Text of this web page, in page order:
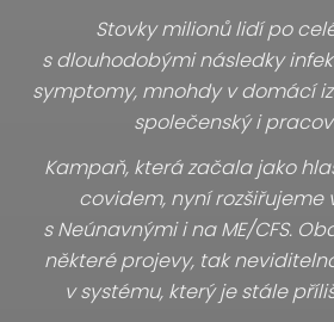
Stovky milionů lidí po
s dlouhodobými následky
symptomy, mnohdy v domácí
společenský i
Kampaň, která začala jako
covidem, nyní rozšiřujeme
s Neúnavnými i na ME/CFS.
některé projevy, tak
v systému, který je stále